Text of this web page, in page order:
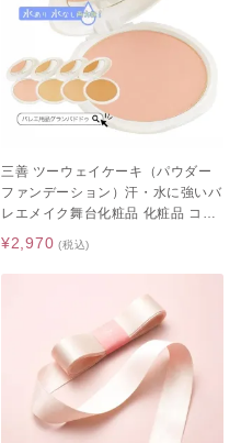
三善 ツーウェイケーキ（パウダー
ファンデーション）汗・水に強いバ
レエメイク舞台化粧品 化粧品 コス
メ ファンデ ファンデーション カバ
ー力 毛穴
¥2,970 (税込)